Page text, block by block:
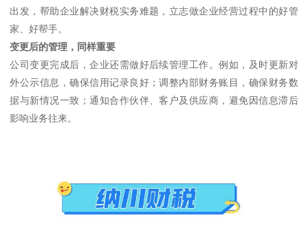
出发，帮助企业解决财税实务难题，立志做企业经营过程中的好管
家、好帮手。
变更后的管理，同样重要
公司变更完成后，企业还需做好后续管理工作。例如，及时更新对
外公示信息，确保信用记录良好；调整内部财务账目，确保财务数
据与新情况一致；通知合作伙伴、客户及供应商，避免因信息滞后
影响业务往来。